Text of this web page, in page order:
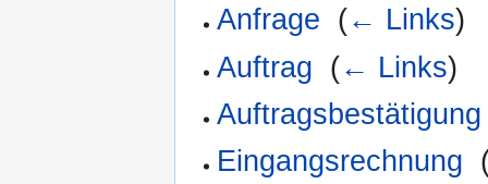
Anfrage (← Links)
Auftrag (← Links)
Auftragsbestätigung
Eingangsrechnung